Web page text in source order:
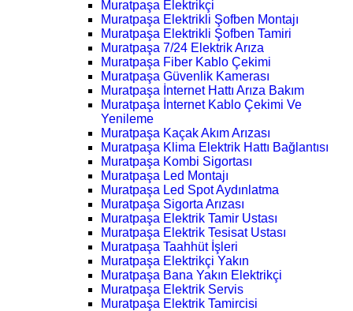
Muratpaşa Elektrikçi
Muratpaşa Elektrikli Şofben Montajı
Muratpaşa Elektrikli Şofben Tamiri
Muratpaşa 7/24 Elektrik Arıza
Muratpaşa Fiber Kablo Çekimi
Muratpaşa Güvenlik Kamerası
Muratpaşa İnternet Hattı Arıza Bakım
Muratpaşa İnternet Kablo Çekimi Ve
Yenileme
Muratpaşa Kaçak Akım Arızası
Muratpaşa Klima Elektrik Hattı Bağlantısı
Muratpaşa Kombi Sigortası
Muratpaşa Led Montajı
Muratpaşa Led Spot Aydınlatma
Muratpaşa Sigorta Arızası
Muratpaşa Elektrik Tamir Ustası
Muratpaşa Elektrik Tesisat Ustası
Muratpaşa Taahhüt İşleri
Muratpaşa Elektrikçi Yakın
Muratpaşa Bana Yakın Elektrikçi
Muratpaşa Elektrik Servis
Muratpaşa Elektrik Tamircisi